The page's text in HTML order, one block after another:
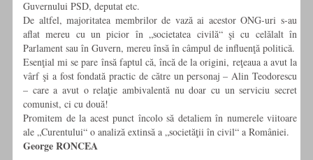
Guvernului PSD, deputat etc.
De altfel, majoritatea membrilor de vază ai acestor ONG-uri s-au
aflat mereu cu un picior în „societatea civilă“ şi cu celălalt în
Parlament sau în Guvern, mereu însă în câmpul de influenţă politică.
Esenţial mi se pare însă faptul că, încă de la origini, reţeaua a avut la
vârf şi a fost fondată practic de către un personaj – Alin Teodorescu
– care a avut o relaţie ambivalentă nu doar cu un serviciu secret
comunist, ci cu două!
Promitem de la acest punct încolo să detaliem în numerele viitoare
ale „Curentului“ o analiză extinsă a „societăţii în civil“ a României.
George RONCEA